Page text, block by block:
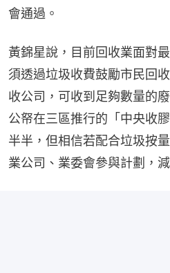
會通過。
黃錦星說，目前回收業面對
須透過垃圾收費鼓勵市民回
收公司，可收到足夠數量的
公帑在三區推行的「中央收
半半，但相信若配合垃圾按
業公司、業委會參與計劃，